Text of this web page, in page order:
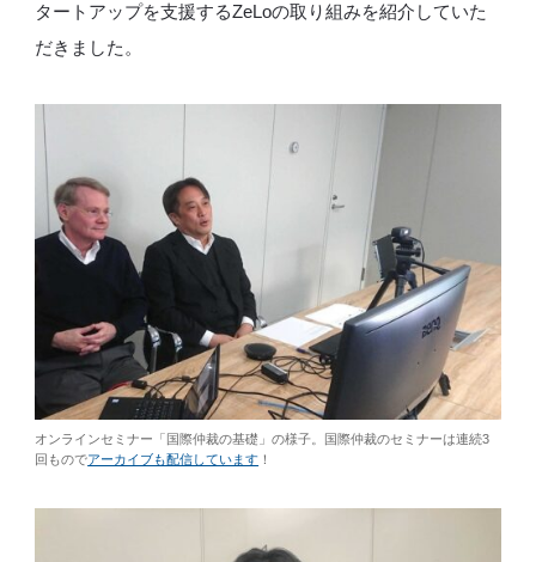
タートアップを支援するZeLoの取り組みを紹介していた
だきました。
オンラインセミナー「国際仲裁の基礎」の様子。国際仲裁のセミナーは連続3
回ものでアーカイブも配信しています ！